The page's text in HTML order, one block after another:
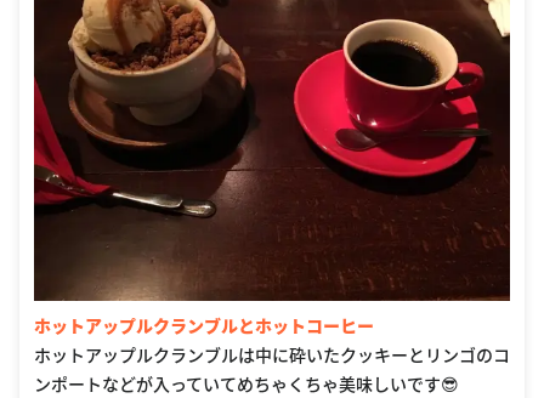
ホットアップルクランブルとホットコーヒー
ホットアップルクランブルは中に砕いたクッキーとリンゴのコ
ンポートなどが入っていてめちゃくちゃ美味しいです😎